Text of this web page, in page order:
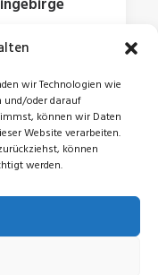
wir Technologien wie
und/oder darauf
können wir Daten
Website verarbeiten.
können
werden.
reserved